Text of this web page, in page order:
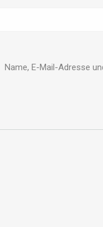
Name, E-Mail-Adresse